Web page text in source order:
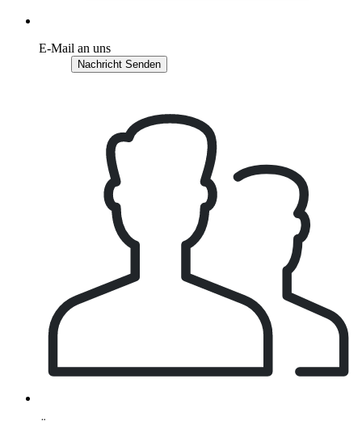
E-Mail an uns
Nachricht Senden